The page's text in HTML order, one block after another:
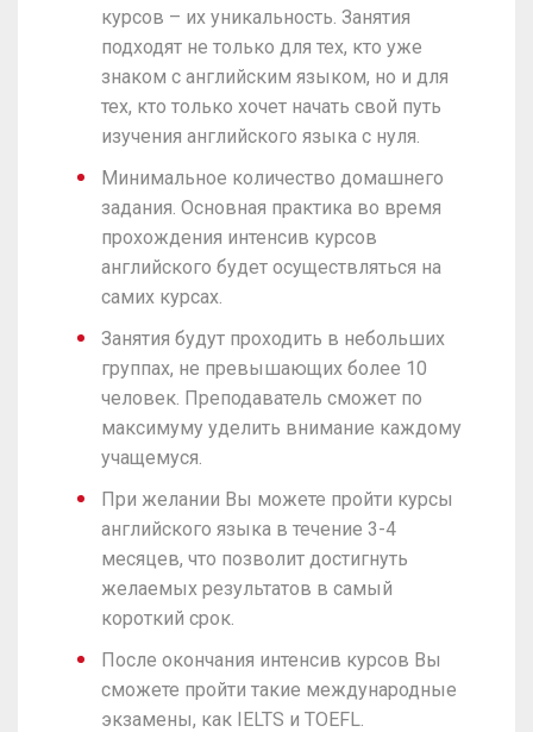
курсов – их уникальность. Занятия
подходят не только для тех, кто уже
знаком с английским языком, но и для
тех, кто только хочет начать свой путь
изучения английского языка с нуля.
Минимальное количество домашнего
задания. Основная практика во время
прохождения интенсив курсов
английского будет осуществляться на
самих курсах.
Занятия будут проходить в небольших
группах, не превышающих более 10
человек. Преподаватель сможет по
максимуму уделить внимание каждому
учащемуся.
При желании Вы можете пройти курсы
английского языка в течение 3-4
месяцев, что позволит достигнуть
желаемых результатов в самый
короткий срок.
После окончания интенсив курсов Вы
сможете пройти такие международные
экзамены, как IELTS и TOEFL.